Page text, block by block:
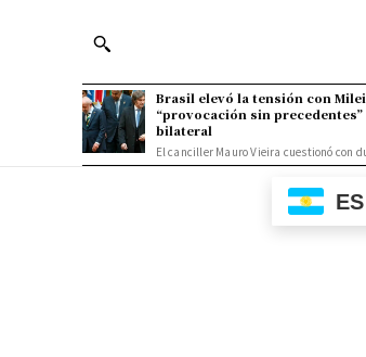
Brasil elevó la tensión con
“provocación sin
bilateral
El canciller Mauro Vieira cuestionó con
ES